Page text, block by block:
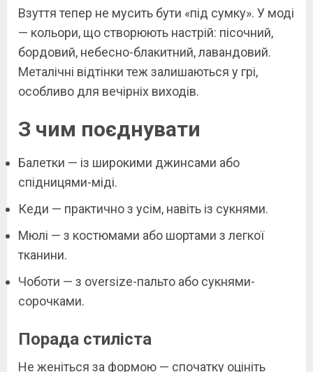
Взуття тепер не мусить бути «під сумку». У моді
— кольори, що створюють настрій: пісочний,
бордовий, небесно-блакитний, лавандовий.
Металічні відтінки теж залишаються у грі,
особливо для вечірніх виходів.
З чим поєднувати
Балетки — із широкими джинсами або
спідницями-міді.
Кеди — практично з усім, навіть із сукнями.
Мюлі — з костюмами або шортами з легкої
тканини.
Чоботи — з oversize-пальто або сукнями-
сорочками.
Порада стиліста
Не женіться за формою — спочатку оцініть